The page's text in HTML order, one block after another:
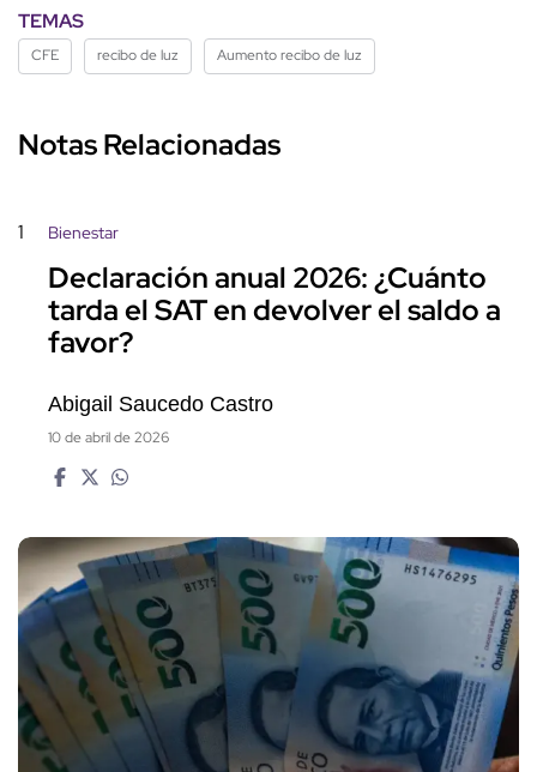
TEMAS
CFE recibo de luz Aumento recibo de luz
Notas Relacionadas
1 Bienestar
Declaración anual 2026: ¿Cuánto
tarda el SAT en devolver el saldo a
favor?
Abigail Saucedo Castro
10 de abril de 2026